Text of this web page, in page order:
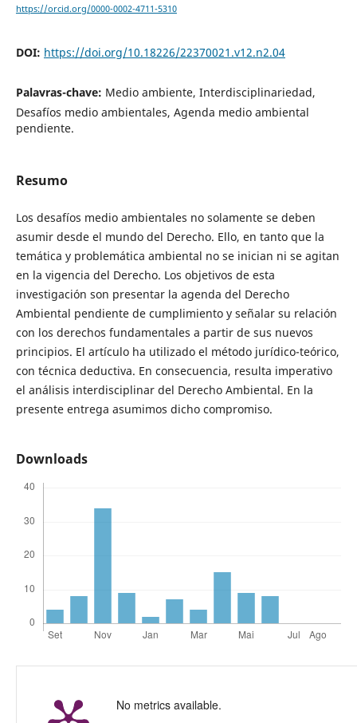
https://orcid.org/0000-0002-4711-5310
DOI: https://doi.org/10.18226/22370021.v12.n2.04
Palavras-chave: Medio ambiente, Interdisciplinariedad,
Desafíos medio ambientales, Agenda medio ambiental
pendiente.
Resumo
Los desafíos medio ambientales no solamente se deben
asumir desde el mundo del Derecho. Ello, en tanto que la
temática y problemática ambiental no se inician ni se agitan
en la vigencia del Derecho. Los objetivos de esta
investigación son presentar la agenda del Derecho
Ambiental pendiente de cumplimiento y señalar su relación
con los derechos fundamentales a partir de sus nuevos
principios. El artículo ha utilizado el método jurídico-teórico,
con técnica deductiva. En consecuencia, resulta imperativo
el análisis interdisciplinar del Derecho Ambiental. En la
presente entrega asumimos dicho compromiso.
Downloads
No metrics available.